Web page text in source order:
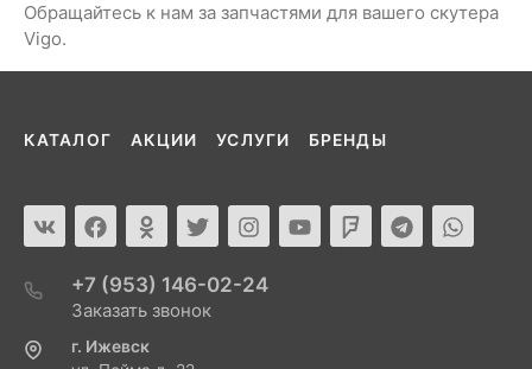
Обращайтесь к нам за запчастями для вашего скутера
Vigo.
КАТАЛОГ АКЦИИ УСЛУГИ БРЕНДЫ
+7 (953) 146-02-24
Заказать звонок
г. Ижевск